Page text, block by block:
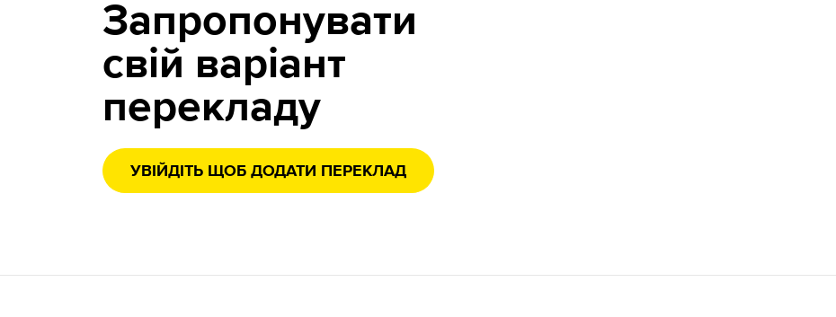
Запропонувати
свій варіант
перекладу
УВІЙДІТЬ ЩОБ ДОДАТИ ПЕРЕКЛАД